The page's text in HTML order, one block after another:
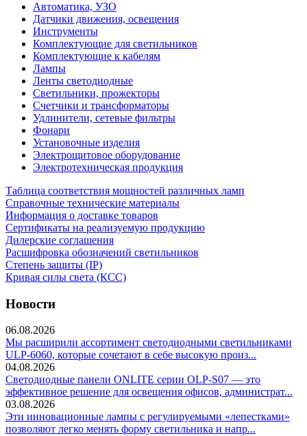
Автоматика, УЗО
Датчики движения, освещения
Инструменты
Комплектующие для светильников
Комплектующие к кабелям
Лампы
Ленты светодиодные
Светильники, прожекторы
Счетчики и трансформаторы
Удлинители, сетевые фильтры
Фонари
Установочные изделия
Электрощитовое оборудование
Электротехническая продукция
Таблица соответствия мощностей различных ламп
Справочные технические материалы
Информация о доставке товаров
Сертификаты на реализуемую продукцию
Дилерские соглашения
Расшифровка обозначений светильников
Степень защиты (IP)
Кривая силы света (КСС)
Новости
06.08.2026
Мы расширили ассортимент светодиодными светильниками
ULP-6060, которые сочетают в себе высокую произ...
04.08.2026
Светодиодные панели ONLITE серии OLP-S07 — это
эффективное решение для освещения офисов, администрат...
03.08.2026
Эти инновационные лампы с регулируемыми «лепестками»
позволяют легко менять форму светильника и напр...